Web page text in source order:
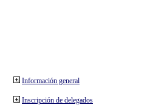
Información general
Inscripción de delegados